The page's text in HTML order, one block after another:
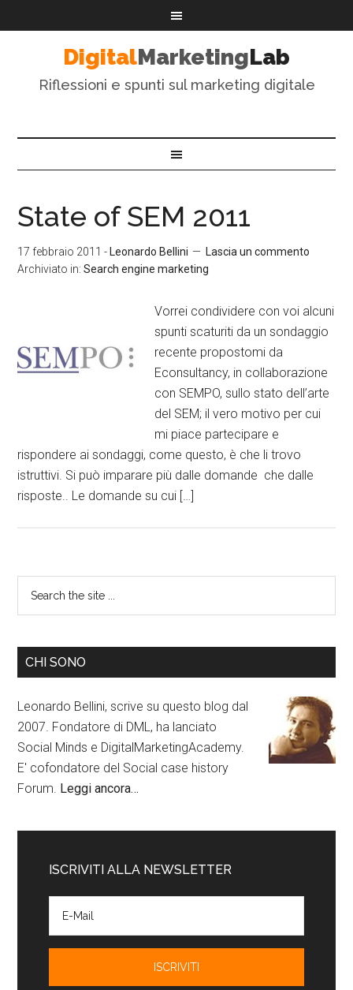
DigitalMarketingLab
Riflessioni e spunti sul marketing digitale
State of SEM 2011
17 febbraio 2011 - Leonardo Bellini
Lascia un commento
Archiviato in:Search engine marketing
Vorrei condividere con voi alcuni
spunti scaturiti da un sondaggio
recente propostomi da
Econsultancy, in collaborazione
con SEMPO, sullo stato dell’arte
del SEM; il vero motivo per cui
mi piace partecipare e
rispondere ai sondaggi, come questo, è che li trovo
istruttivi. Si può imparare più dalle domande che dalle
risposte.. Le domande su cui […]
CHI SONO
Leonardo Bellini, scrive su questo blog dal
2007. Fondatore di DML, ha lanciato
Social Minds e DigitalMarketingAcademy.
E' cofondatore del Social case history
Forum. Leggi ancora…
ISCRIVITI ALLA NEWSLETTER